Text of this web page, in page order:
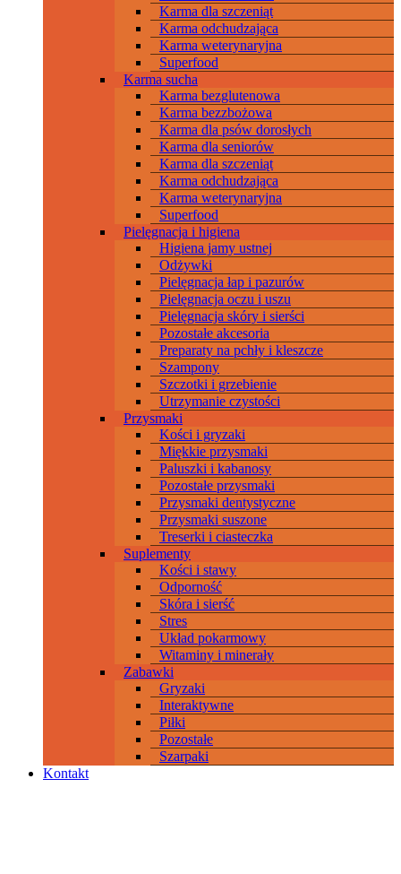
Karma dla szczeniąt
Karma odchudzająca
Karma weterynaryjna
Superfood
Karma sucha
Karma bezglutenowa
Karma bezzbożowa
Karma dla psów dorosłych
Karma dla seniorów
Karma dla szczeniąt
Karma odchudzająca
Karma weterynaryjna
Superfood
Pielęgnacja i higiena
Higiena jamy ustnej
Odżywki
Pielęgnacja łap i pazurów
Pielęgnacja oczu i uszu
Pielęgnacja skóry i sierści
Pozostałe akcesoria
Preparaty na pchły i kleszcze
Szampony
Szczotki i grzebienie
Utrzymanie czystości
Przysmaki
Kości i gryzaki
Miękkie przysmaki
Paluszki i kabanosy
Pozostałe przysmaki
Przysmaki dentystyczne
Przysmaki suszone
Treserki i ciasteczka
Suplementy
Kości i stawy
Odporność
Skóra i sierść
Stres
Układ pokarmowy
Witaminy i minerały
Zabawki
Gryzaki
Interaktywne
Piłki
Pozostałe
Szarpaki
Kontakt